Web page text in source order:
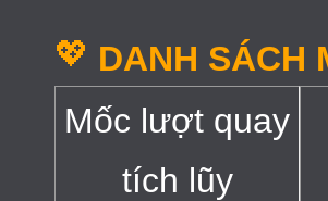
💖 DANH SÁCH
Mốc lượt quay
tích lũy